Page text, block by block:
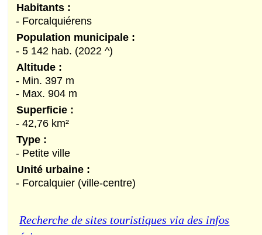
Habitants :
- Forcalquiérens
Population municipale :
- 5 142 hab. (2022 ^)
Altitude :
- Min. 397 m
- Max. 904 m
Superficie :
- 42,76 km²
Type :
- Petite ville
Unité urbaine :
- Forcalquier (ville-centre)
Recherche de sites touristiques via des infos